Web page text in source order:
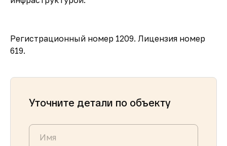
Регистрационный номер 1209. Лицензия номер
619.
Уточните детали по объекту